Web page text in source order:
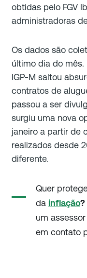
obtidas pelo FGV
administradoras
Os dados são
último dia do
IGP-M saltou
contratos de
passou a ser
surgiu uma nova
janeiro a partir de
realizados desde
diferente.
Quer
da inflação?
um
em contato